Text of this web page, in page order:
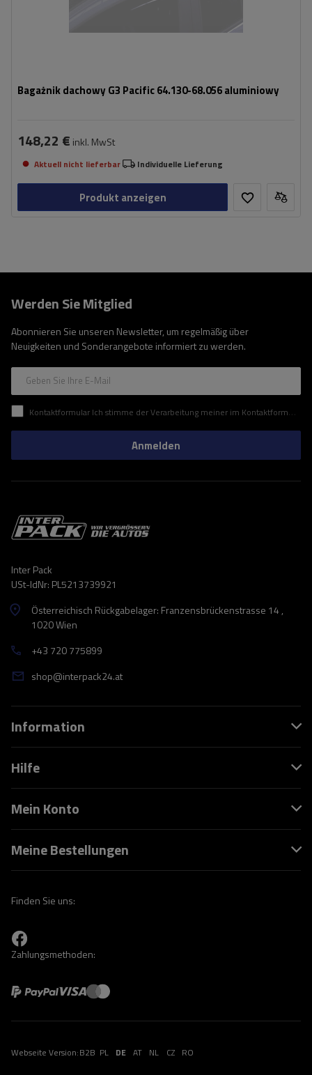
Bagażnik dachowy G3 Pacific 64.130-68.056 aluminiowy
148,22 € inkl. MwSt
Aktuell nicht lieferbar Individuelle Lieferung
Produkt anzeigen
Werden Sie Mitglied
Abonnieren Sie unseren Newsletter, um regelmäßig über
Neuigkeiten und Sonderangebote informiert zu werden.
Geben Sie Ihre E-Mail
Kontaktformular Ich stimme der Verarbeitung meiner im Kontaktformular enthaltenen personenbezogenen Daten gemäß der Verordnung (EU) des Europäischen Parlaments und des Rates zu.
Anmelden
Inter Pack
USt-IdNr: PL5213739921
Österreichisch Rückgabelager: Franzensbrückenstrasse 14 ,
1020 Wien
+43 720 775899
shop@interpack24.at
Information
Hilfe
Mein Konto
Meine Bestellungen
Finden Sie uns:
Zahlungsmethoden:
Webseite Version:B2B PL DE AT NL CZ RO